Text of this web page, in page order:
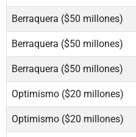
Berraquera ($50 millones)
Berraquera ($50 millones)
Berraquera ($50 millones)
Optimismo ($20 millones)
Optimismo ($20 millones)